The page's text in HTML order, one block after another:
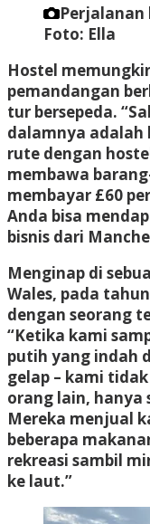
Perjalanan
Foto: Ella
Hostel
pemandangan
tur bersepeda.
dalamnya adalah
rute dengan
membawa
membayar £60
Anda bisa
bisnis dari
Menginap di
Wales, pada
dengan seorang
“Ketika kami
putih yang indah
gelap – kami
orang lain, hanya
Mereka menjual
beberapa
rekreasi sambil
ke laut.”